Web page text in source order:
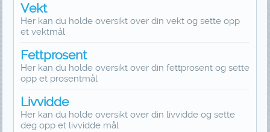
Vekt
Her kan du holde oversikt over din vekt og sette opp
et vektmål
Fettprosent
Her kan du holde oversikt over din fettprosent og sette
opp et prosentmål
Livvidde
Her kan du holde oversikt over din livvidde og sette
deg opp et livvidde mål